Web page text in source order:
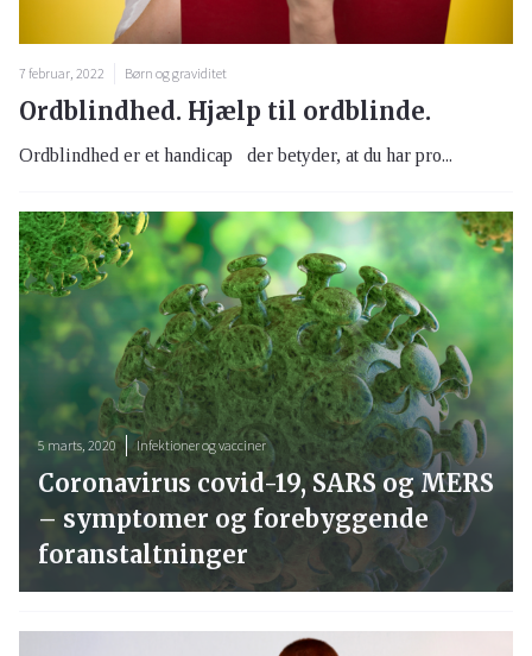
7 februar, 2022 Børn og graviditet
Ordblindhed. Hjælp til ordblinde.
Ordblindhed er et handicap der betyder, at du har pro...
5 marts, 2020 Infektioner og vacciner
Coronavirus covid-19, SARS og MERS
– symptomer og forebyggende
foranstaltninger